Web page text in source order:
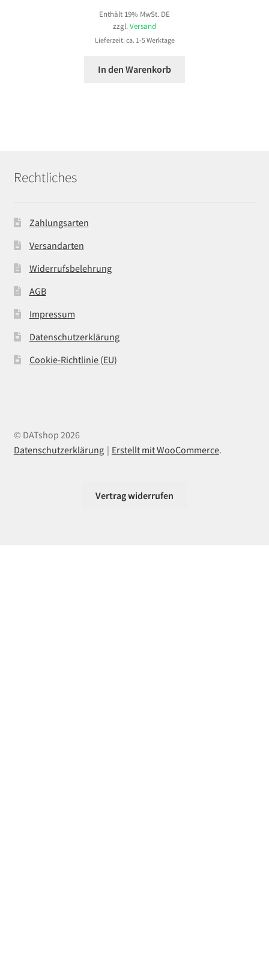
Enthält 19% MwSt. DE
zzgl. Versand
Lieferzeit: ca. 1-5 Werktage
In den Warenkorb
Rechtliches
Zahlungsarten
Versandarten
Widerrufsbelehrung
AGB
Impressum
Datenschutzerklärung
Cookie-Richtlinie (EU)
© DATshop 2026
Datenschutzerklärung
Erstellt mit WooCommerce.
Vertrag widerrufen